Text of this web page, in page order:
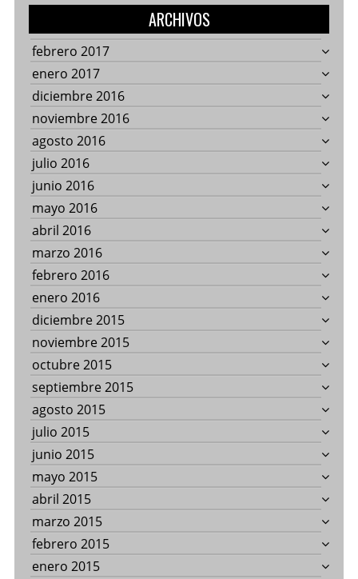
ARCHIVOS
febrero 2017
enero 2017
diciembre 2016
noviembre 2016
agosto 2016
julio 2016
junio 2016
mayo 2016
abril 2016
marzo 2016
febrero 2016
enero 2016
diciembre 2015
noviembre 2015
octubre 2015
septiembre 2015
agosto 2015
julio 2015
junio 2015
mayo 2015
abril 2015
marzo 2015
febrero 2015
enero 2015